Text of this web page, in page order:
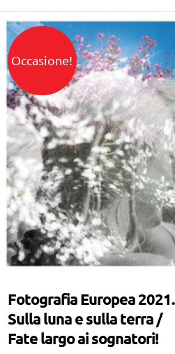
Occasione!
Fotografia Europea 2021.
Sulla luna e sulla terra /
Fate largo ai sognatori!